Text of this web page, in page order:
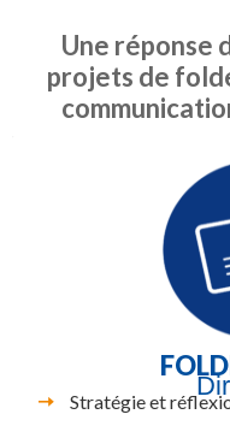
Une réponse
projets de
Stratégie et